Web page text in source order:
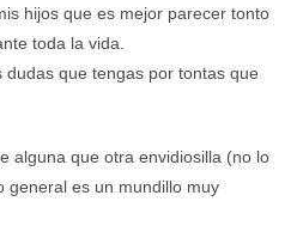
hijos que es mejor parecer tonto
toda la vida.
dudas que tengas por tontas que
alguna que otra envidiosilla (no lo
general es un mundillo muy